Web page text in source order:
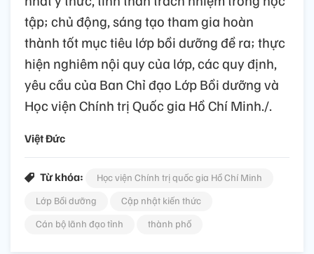
tập; chủ động, sáng tạo tham gia hoàn
thành tốt mục tiêu lớp bồi dưỡng đề ra; thực
hiện nghiêm nội quy của lớp, các quy định,
yêu cầu của Ban Chỉ đạo Lớp Bồi dưỡng và
Học viện Chính trị Quốc gia Hồ Chí Minh./.
Việt Đức
Từ khóa:
Học viện Chính trị quốc gia Hồ Chí Minh
Lớp Bồi dưỡng
Cập nhật kiến thức
Cán bộ lãnh đạo tỉnh
thành phố